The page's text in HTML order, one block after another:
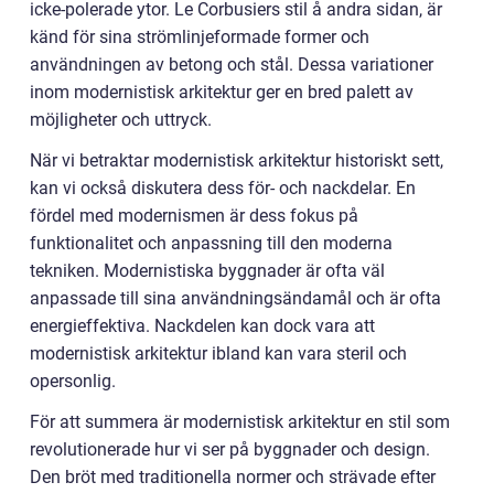
icke-polerade ytor. Le Corbusiers stil å andra sidan, är
känd för sina strömlinjeformade former och
användningen av betong och stål. Dessa variationer
inom modernistisk arkitektur ger en bred palett av
möjligheter och uttryck.
När vi betraktar modernistisk arkitektur historiskt sett,
kan vi också diskutera dess för- och nackdelar. En
fördel med modernismen är dess fokus på
funktionalitet och anpassning till den moderna
tekniken. Modernistiska byggnader är ofta väl
anpassade till sina användningsändamål och är ofta
energieffektiva. Nackdelen kan dock vara att
modernistisk arkitektur ibland kan vara steril och
opersonlig.
För att summera är modernistisk arkitektur en stil som
revolutionerade hur vi ser på byggnader och design.
Den bröt med traditionella normer och strävade efter